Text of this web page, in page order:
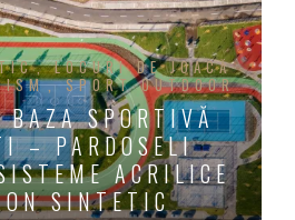
LOCURI DE JOACĂ
SPORT OUTDOOR
BAZA SPORTIVĂ
– PARDOSELI
ACRILICE
SINTETIC